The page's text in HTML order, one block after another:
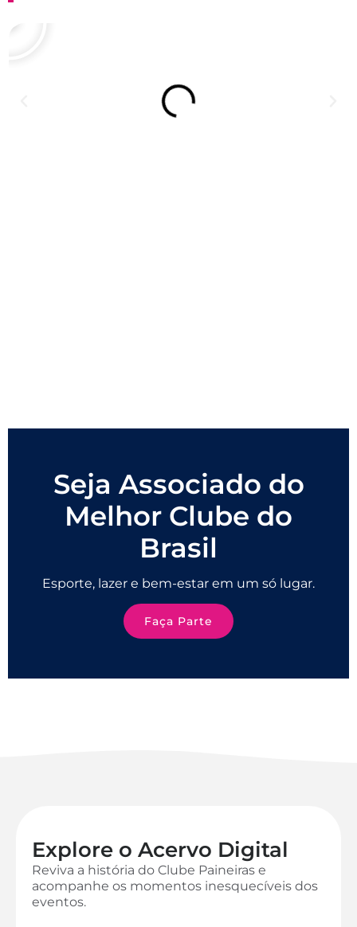
Seja Associado do
Melhor Clube do
Brasil
Esporte, lazer e bem-estar em um só lugar.
Faça Parte
Explore o Acervo Digital
Reviva a história do Clube Paineiras e
acompanhe os momentos inesquecíveis dos
eventos.